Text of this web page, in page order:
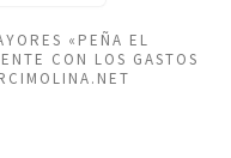
«PEÑA EL
CON LOS GASTOS